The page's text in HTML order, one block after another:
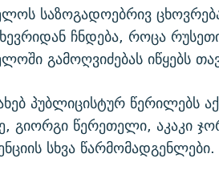
საზოგადოებრივ
ჩნდება, როცა
გამოღვიძებას იწყებს
პუბლიცისტურ წერილებს
გიორგი წერეთელი, აკაკი
სხვა წარმომადგენლები.